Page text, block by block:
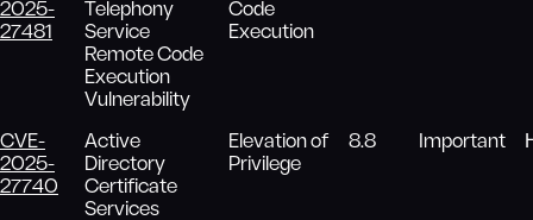
2025-
27481
Telephony
Service
Remote Code
Execution
Vulnerability
Code
Execution
CVE-
2025-
27740
Active
Directory
Certificate
Services
Elevation of
Privilege
8.8 Important